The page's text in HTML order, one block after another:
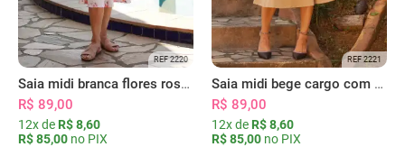
REF 2220
Saia midi branca flores rosas com bolsos
R$ 89,00
12x de R$ 8,60
R$ 85,00 no PIX
REF 2221
Saia midi bege cargo com bolsos
R$ 89,00
12x de R$ 8,60
R$ 85,00 no PIX